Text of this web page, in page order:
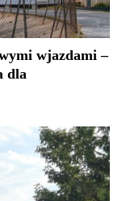
wjazdami –
dla